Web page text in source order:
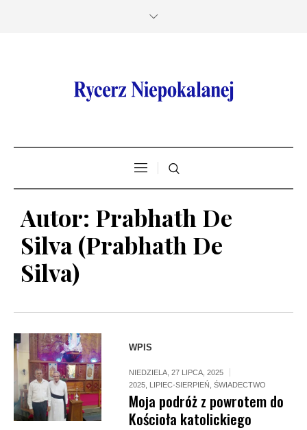
Autor: Prabhath De
Silva(Prabhath De
Silva)
WPIS
NIEDZIELA, 27 LIPCA, 2025
2025 LIPIEC-SIERPIEŃ ,ŚWIADECTWO
Moja podróż z powrotem do
Kościoła katolickiego